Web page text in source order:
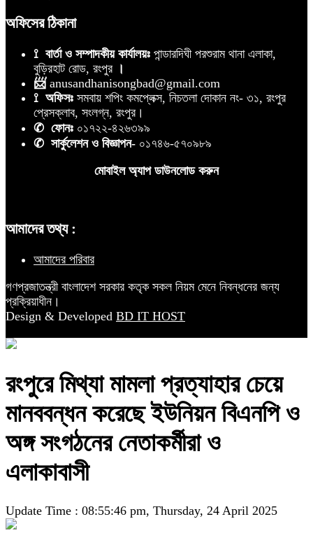
অফিসের ঠিকানা
⟟ বার্তা ও সম্পাদকীয় কার্যালয়ঃ পান্ডারদিঘী পরশুরাম থানা এলাকা,
বুড়িরহাট রোড, রংপুর ।
📨 anusandhanisongbad@gmail.com
⟟ অফিসঃ সমবায় শপিং কমপ্লেক্স, নিচতলা দোকান নং- ৩১, রংপুর
প্রেসক্লাব, সংলগ্ন, রংপুর।
✆ ফোনঃ ০১৭২২-৪২৬৩৯৯
✆ সার্কুলেশন ও বিজ্ঞাপন- ০১৭৪৬-৫৭০৯৮৯
মোবাইল অ্যাপ ডাউনলোড করুন
আমাদের তথ্য :
আমাদের পরিবার
গণপ্রজাতন্ত্রী বাংলাদেশ সরকার কতৃক সকল নিয়ম মেনে নিবন্ধনের জন্য
প্রক্রিয়াধীন।
Design & Developed BD IT HOST
রংপুরে মিথ্যা মামলা প্রত্যাহার চেয়ে
মানববন্ধন করেছে ইউনিয়ন বিএনপি ও
অঙ্গ সংগঠনের নেতাকর্মীরা ও
এলাকাবাসী
Update Time : 08:55:46 pm, Thursday, 24 April 2025